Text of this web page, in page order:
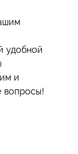
удобной
и
вопросы!